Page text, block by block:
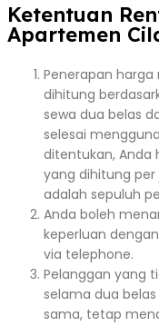
Ketentuan
Apartemen
Penerapan
dihitung
sewa dua belas
selesai
ditentukan, Anda
yang dihitung
adalah sepuluh
Anda boleh
keperluan
via telephone.
Pelanggan yang
selama dua
sama, tetap